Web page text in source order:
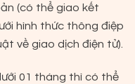
(có thể giao kết
hình thức thông điệp
về giao dịch điện tử).
01 tháng thì có thể